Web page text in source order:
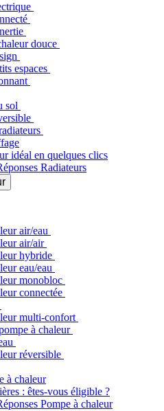
douce
espaces
sol
idéal en quelques clics
Radiateurs
air/eau
air/air
hybride
eau/eau
monobloc
connectée
multi-confort
à chaleur
réversible
à chaleur
: êtes-vous éligible ?
Pompe à chaleur